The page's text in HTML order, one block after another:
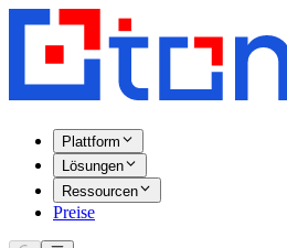
Plattform
Lösungen
Ressourcen
Preise